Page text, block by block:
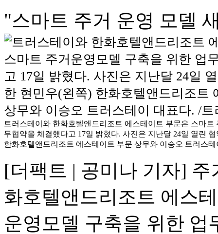
"스마트 주거 운영 모델
트러스테이와 한화호텔앤드리조트 에스테이트 부문은 스마트
무협약을 체결했다고 17일 밝혔다. 사진은 지난달 24일 열린
한화호텔앤드리조트 에스테이트 부문 상무와 이승오 트러스
[더팩트 | 공미나 기자]
화호텔앤드리조트 에스
운영모델 구축을 위한 업